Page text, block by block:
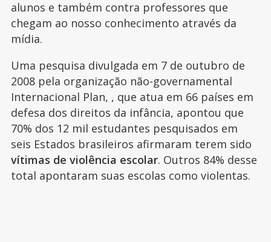
alunos e também contra professores que
chegam ao nosso conhecimento através da
mídia.
Uma pesquisa divulgada em 7 de outubro de
2008 pela organização não-governamental
Internacional Plan, , que atua em 66 países em
defesa dos direitos da infância, apontou que
70% dos 12 mil estudantes pesquisados em
seis Estados brasileiros afirmaram terem sido
vítimas de violência escolar. Outros 84% desse
total apontaram suas escolas como violentas.